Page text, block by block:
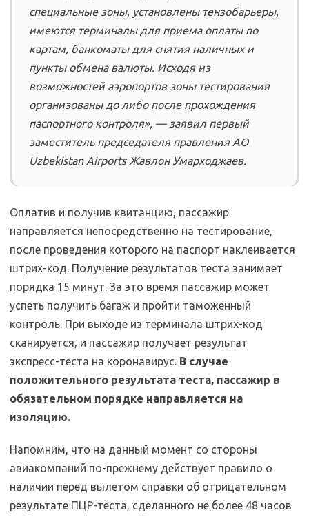
специальные зоны, установлены тензобарьеры,
имеются терминалы для приема оплаты по
картам, банкоматы для снятия наличных и
пункты обмена валюты. Исходя из
возможностей аэропортов зоны тестирования
организованы до либо после прохождения
паспортного контроля», — заявил первый
заместитель председателя правления АО
Uzbekistan Airports Жавлон Умарходжаев.
Оплатив и получив квитанцию, пассажир
направляется непосредственно на тестирование,
после проведения которого на паспорт наклеивается
штрих-код. Получение результатов теста занимает
порядка 15 минут. За это время пассажир может
успеть получить багаж и пройти таможенный
контроль. При выходе из терминала штрих-код
сканируется, и пассажир получает результат
экспресс-теста на коронавирус. В случае
положительного результата теста, пассажир в
обязательном порядке направляется на
изоляцию.
Напомним, что на данный момент со стороны
авиакомпаний по-прежнему действует правило о
наличии перед вылетом справки об отрицательном
результате ПЦР-теста, сделанного не более 48 часов